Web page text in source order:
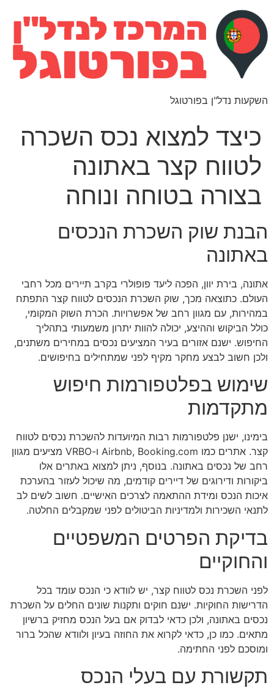
השקעות נדל"ן בפורטוגל
כיצד למצוא נכס השכרה
לטווח קצר באתונה
בצורה בטוחה ונוחה
הבנת שוק השכרת הנכסים
באתונה
אתונה, בירת יוון, הפכה ליעד פופולרי בקרב תיירים מכל רחבי
העולם. כתוצאה מכך, שוק השכרת הנכסים לטווח קצר התפתח
במהירות, עם מגוון רחב של אפשרויות. הכרת השוק המקומי,
כולל הביקוש וההיצע, יכולה להוות יתרון משמעותי בתהליך
החיפוש. ישנם אזורים בעיר המציעים נכסים במחירים משתנים,
ולכן חשוב לבצע מחקר מקיף לפני שמתחילים בחיפושים.
שימוש בפלטפורמות חיפוש
מתקדמות
בימינו, ישנן פלטפורמות רבות המיועדות להשכרת נכסים לטווח
קצר. אתרים כמו Airbnb, Booking.com ו-VRBO מציעים מגוון
רחב של נכסים באתונה. בנוסף, ניתן למצוא באתרים אלו
ביקורות ודירוגים של דיירים קודמים, מה שיכול לעזור בהערכת
איכות הנכס ומידת ההתאמה לצרכים האישיים. חשוב לשים לב
לתנאי השכירות ולמדיניות הביטולים לפני שמקבלים החלטה.
בדיקת הפרטים המשפטיים
והחוקיים
לפני השכרת נכס לטווח קצר, יש לוודא כי הנכס עומד בכל
הדרישות החוקיות. ישנם חוקים ותקנות שונים החלים על השכרת
נכסים באתונה, ולכן כדאי לבדוק אם בעל הנכס מחזיק ברשיון
מתאים. כמו כן, כדאי לקרוא את החוזה בעיון ולוודא שהכל ברור
ומוסכם לפני החתימה.
תקשורת עם בעלי הנכס